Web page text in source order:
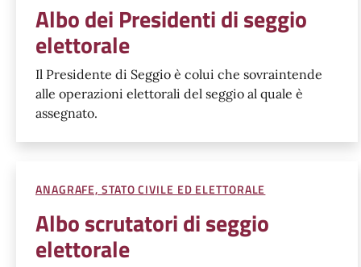
Albo dei Presidenti di seggio
elettorale
Il Presidente di Seggio è colui che sovraintende
alle operazioni elettorali del seggio al quale è
assegnato.
ANAGRAFE, STATO CIVILE ED ELETTORALE
Albo scrutatori di seggio
elettorale